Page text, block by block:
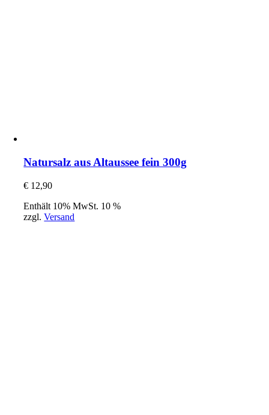
Natursalz aus Altaussee fein 300g
€ 12,90
Enthält 10% MwSt. 10 %
zzgl.Versand